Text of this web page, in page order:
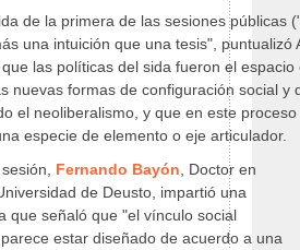
de la primera de las sesiones públicas
una intuición que una tesis", puntualizó
las políticas del sida fueron el
nuevas formas de configuración social y
el neoliberalismo, y que en este
especie de elemento o eje articulador.
Fernando Bayón , Doctor en
de Deusto, impartió una
que señaló que "el vínculo social
estar diseñado de acuerdo a una